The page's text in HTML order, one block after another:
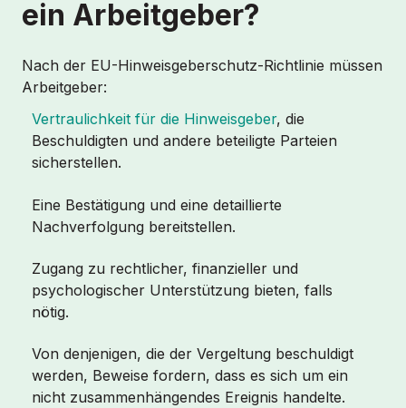
ein Arbeitgeber?
Nach der EU-Hinweisgeberschutz-Richtlinie müssen
Arbeitgeber:
Vertraulichkeit für die Hinweisgeber, die
Beschuldigten und andere beteiligte Parteien
sicherstellen.
Eine Bestätigung und eine detaillierte
Nachverfolgung bereitstellen.
Zugang zu rechtlicher, finanzieller und
psychologischer Unterstützung bieten, falls
nötig.
Von denjenigen, die der Vergeltung beschuldigt
werden, Beweise fordern, dass es sich um ein
nicht zusammenhängendes Ereignis handelte.